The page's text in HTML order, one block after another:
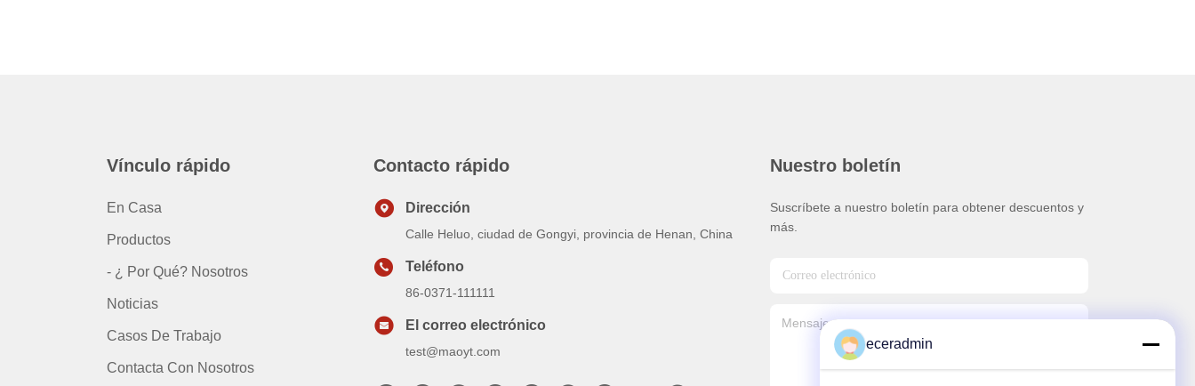
Vínculo rápido
En Casa
Productos
- ¿ Por Qué? Nosotros
Noticias
Casos De Trabajo
Contacta Con Nosotros
Contacto rápido
Dirección
Calle Heluo, ciudad de Gongyi, provincia de Henan, China
Teléfono
86-0371-111111
El correo electrónico
test@maoyt.com
Nuestro boletín
Suscríbete a nuestro boletín para obtener descuentos y
más.
eceradmin